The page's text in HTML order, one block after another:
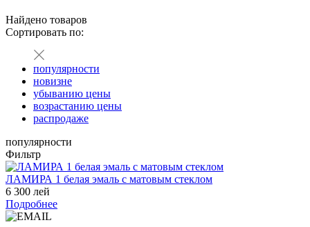
Найдено товаров
Сортировать по:
популярности
новизне
убыванию цены
возрастанию цены
распродаже
популярности
Фильтр
ЛАМИРА 1 белая эмаль с матовым стеклом
6 300 лей
Подробнее